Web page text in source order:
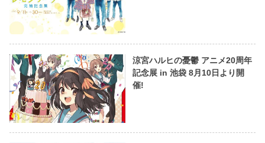
涼宮ハルヒの憂鬱 アニメ20周年
記念展 in 池袋 8月10日より開
催!